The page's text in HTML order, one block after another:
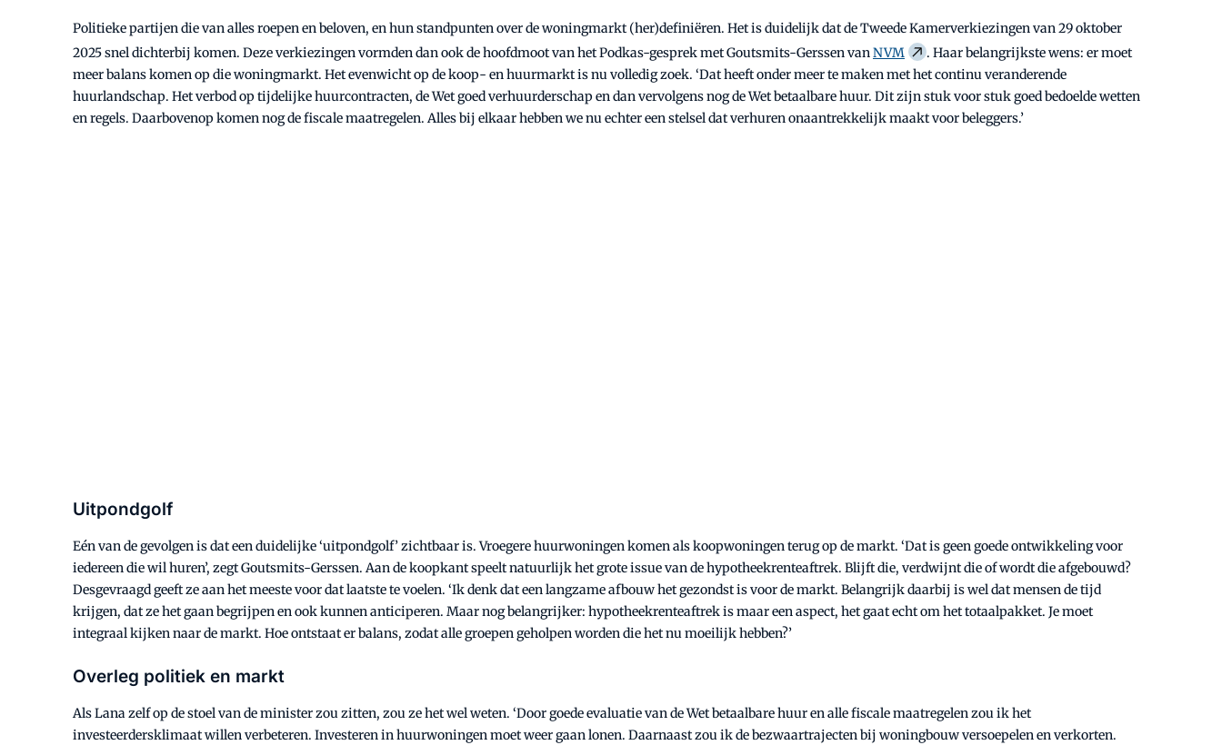
Politieke partijen die van alles roepen en beloven, en hun standpunten over de woningmarkt (her)definiëren. Het is duidelijk dat de Tweede Kamerverkiezingen van 29 oktober
2025 snel dichterbij komen. Deze verkiezingen vormden dan ook de hoofdmoot van het Podkas-gesprek met Goutsmits-Gerssen vanNVM
. Haar belangrijkste wens: er moet
meer balans komen op die woningmarkt. Het evenwicht op de koop- en huurmarkt is nu volledig zoek. ‘Dat heeft onder meer te maken met het continu veranderende
huurlandschap. Het verbod op tijdelijke huurcontracten, de Wet goed verhuurderschap en dan vervolgens nog de Wet betaalbare huur. Dit zijn stuk voor stuk goed bedoelde wetten
en regels. Daarbovenop komen nog de fiscale maatregelen. Alles bij elkaar hebben we nu echter een stelsel dat verhuren onaantrekkelijk maakt voor beleggers.’
Uitpondgolf
Eén van de gevolgen is dat een duidelijke ‘uitpondgolf’ zichtbaar is. Vroegere huurwoningen komen als koopwoningen terug op de markt. ‘Dat is geen goede ontwikkeling voor
iedereen die wil huren’, zegt Goutsmits-Gerssen. Aan de koopkant speelt natuurlijk het grote issue van de hypotheekrenteaftrek. Blijft die, verdwijnt die of wordt die afgebouwd?
Desgevraagd geeft ze aan het meeste voor dat laatste te voelen. ‘Ik denk dat een langzame afbouw het gezondst is voor de markt. Belangrijk daarbij is wel dat mensen de tijd
krijgen, dat ze het gaan begrijpen en ook kunnen anticiperen. Maar nog belangrijker: hypotheekrenteaftrek is maar een aspect, het gaat echt om het totaalpakket. Je moet
integraal kijken naar de markt. Hoe ontstaat er balans, zodat alle groepen geholpen worden die het nu moeilijk hebben?’
Overleg politiek en markt
Als Lana zelf op de stoel van de minister zou zitten, zou ze het wel weten. ‘Door goede evaluatie van de Wet betaalbare huur en alle fiscale maatregelen zou ik het
investeerdersklimaat willen verbeteren. Investeren in huurwoningen moet weer gaan lonen. Daarnaast zou ik de bezwaartrajecten bij woningbouw versoepelen en verkorten.